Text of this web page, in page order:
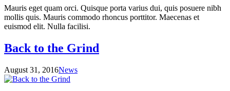
Mauris eget quam orci. Quisque porta varius dui, quis posuere nibh
mollis quis. Mauris commodo rhoncus porttitor. Maecenas et
euismod elit. Nulla facilisi.
Back to the Grind
August 31, 2016News